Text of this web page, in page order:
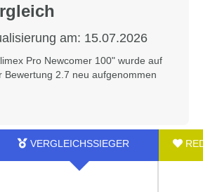
am: 15.07.2026
Pro Newcomer 100" wurde auf
Bewertung 2.7 neu aufgenommen